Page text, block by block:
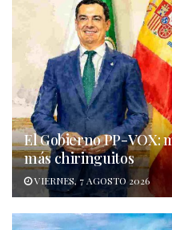
El Gobierno PP-VOX:
más chiringuitos
VIERNES, 7 AGOSTO 2026